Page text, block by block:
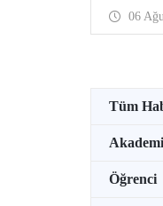
Günleri 7
ve
06
Tüm
Öğrenci